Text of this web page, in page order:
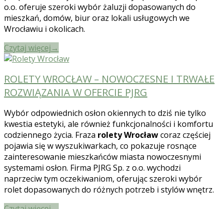
o.o. oferuje szeroki wybór żaluzji dopasowanych do
mieszkań, domów, biur oraz lokali usługowych we
Wrocławiu i okolicach.
Czytaj więcej→
ROLETY WROCŁAW – NOWOCZESNE I TRWAŁE
ROZWIĄZANIA W OFERCIE PJRG
Wybór odpowiednich osłon okiennych to dziś nie tylko
kwestia estetyki, ale również funkcjonalności i komfortu
codziennego życia. Fraza rolety Wrocławcoraz częściej
pojawia się w wyszukiwarkach, co pokazuje rosnące
zainteresowanie mieszkańców miasta nowoczesnymi
systemami osłon. Firma PJRG Sp. z o.o. wychodzi
naprzeciw tym oczekiwaniom, oferując szeroki wybór
rolet dopasowanych do różnych potrzeb i stylów wnętrz.